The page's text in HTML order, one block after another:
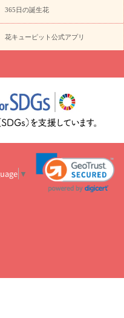
コキキョウ
い・4000円～
お祝い・
い・ 10000円～
お供え・お
お祝いを贈るときのマナー・
ム一覧
誕生日のお花を「色
算相場
出産祝いお役立ち情
祝い花のマナー総まとめ
職
？
開店祝いの花 選び方ガイ
排出量削減 / SDGsを考える
365日の誕生花
花キューピット公式アプリ
▼